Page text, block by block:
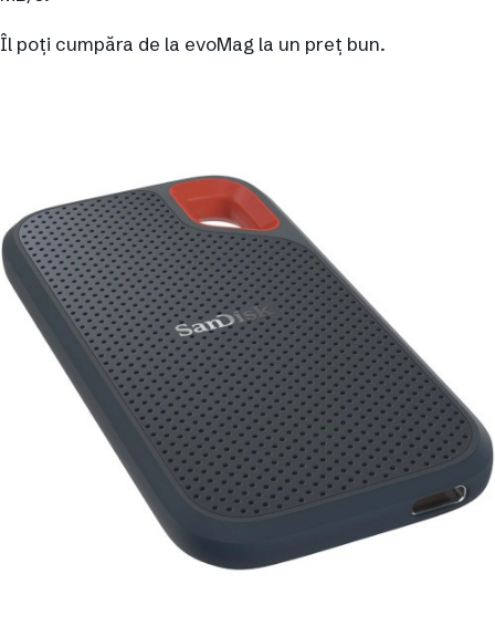
Îl poți cumpăra de la evoMag la un preț bun.